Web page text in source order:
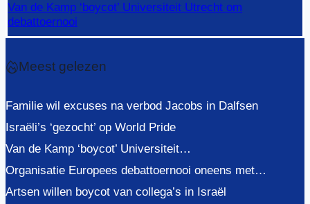
Van de Kamp ‘boycot’ Universiteit Utrecht om
debattoernooi
Meest gelezen
Familie wil excuses na verbod Jacobs in Dalfsen
Israëli’s ‘gezocht’ op World Pride
Van de Kamp ‘boycot’ Universiteit…
Organisatie Europees debattoernooi oneens met…
Artsen willen boycot van collega’s in Israël